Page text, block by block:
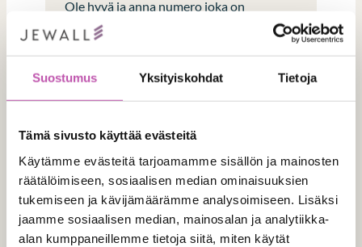
Suostumus Yksityiskohdat Tietoja
Tämä sivusto käyttää evästeitä
Käytämme evästeitä tarjoamamme sisällön ja mainosten
räätälöimiseen, sosiaalisen median ominaisuuksien
tukemiseen ja kävijämäärämme analysoimiseen. Lisäksi
jaamme sosiaalisen median, mainosalan ja analytiikka-
alan kumppaneillemme tietoja siitä, miten käytät
Ole hyvä ja anna numero joka on
suurempi tai yhtä suuri kuin
Laskutustiedot
Verkkolaskutustunnus